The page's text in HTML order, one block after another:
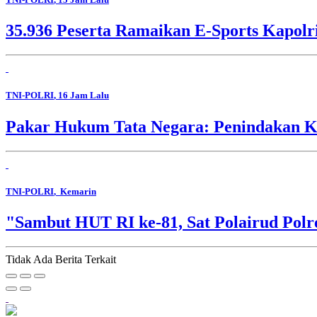
35.936 Peserta Ramaikan E-Sports
TNI-POLRI, 16 Jam Lalu
Pakar Hukum Tata Negara: Penindakan
TNI-POLRI, Kemarin
"Sambut HUT RI ke-81, Sat Polairud
Tidak Ada Berita Terkait